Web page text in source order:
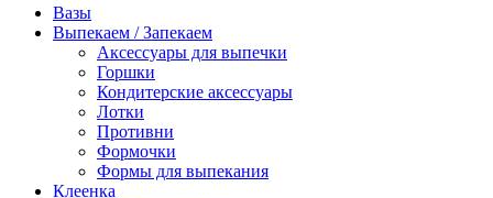
Вазы
Выпекаем / Запекаем
Аксессуары для выпечки
Горшки
Кондитерские аксессуары
Лотки
Противни
Формочки
Формы для выпекания
Клеенка